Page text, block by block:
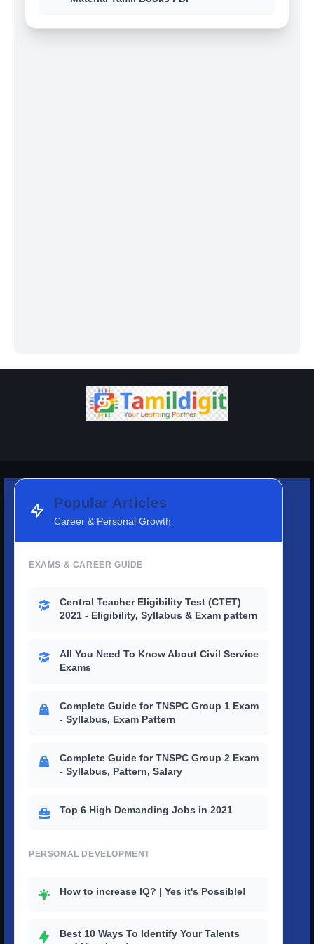
Popular Articles
Career & Personal Growth
EXAMS & CAREER GUIDE
Central Teacher Eligibility Test (CTET)
2021 - Eligibility, Syllabus & Exam pattern
All You Need To Know About Civil Service
Exams
Complete Guide for TNSPC Group 1 Exam
- Syllabus, Exam Pattern
Complete Guide for TNSPC Group 2 Exam
- Syllabus, Pattern, Salary
Top 6 High Demanding Jobs in 2021
PERSONAL DEVELOPMENT
How to increase IQ? | Yes it's Possible!
Best 10 Ways To Identify Your Talents